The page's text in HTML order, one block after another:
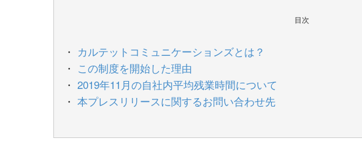
目次
カルテットコミュニケーションズとは？
この制度を開始した理由
2019年11月の自社内平均残業時間について
本プレスリリースに関するお問い合わせ先